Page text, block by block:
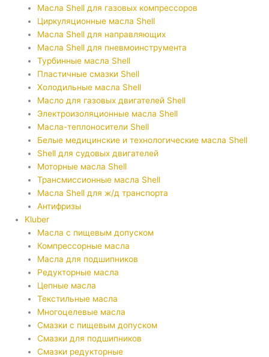
Масла Shell для газовых компрессоров
Циркуляционные масла Shell
Масла Shell для направляющих
Масла Shell для пневмоинструмента
Турбинные масла Shell
Пластичные смазки Shell
Холодильные масла Shell
Масло для газовых двигателей Shell
Электроизоляционные масла Shell
Масла-теплоносители Shell
Белые медицинские и технологические масла Shell
Shell для судовых двигателей
Моторные масла Shell
Трансмиссионные масла Shell
Масла Shell для ж/д транспорта
Антифризы
Kluber
Масла с пищевым допуском
Компрессорные масла
Масла для подшипников
Редукторные масла
Цепные масла
Текстильные масла
Многоцелевые масла
Смазки с пищевым допуском
Смазки для подшипников
Смазки редукторные